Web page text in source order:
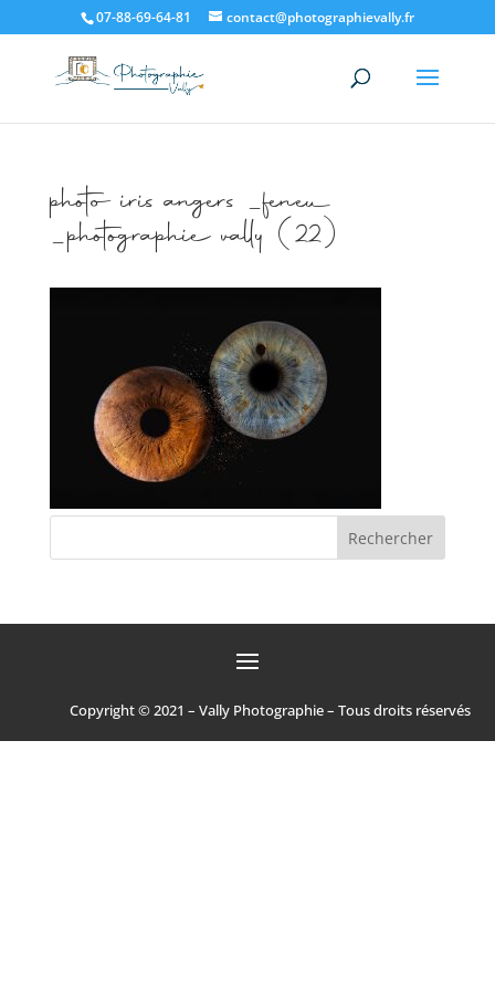
07-88-69-64-81 contact@photographievally.fr
photo iris angers _feneu
_photographie vally (22)
Copyright © 2021 – Vally Photographie – Tous droits réservés